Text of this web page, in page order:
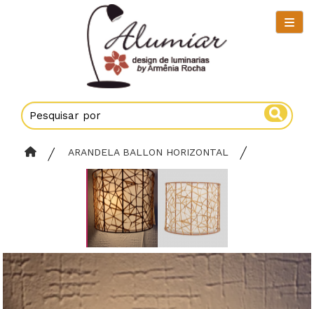
ARANDELA BALLON HORIZONTAL